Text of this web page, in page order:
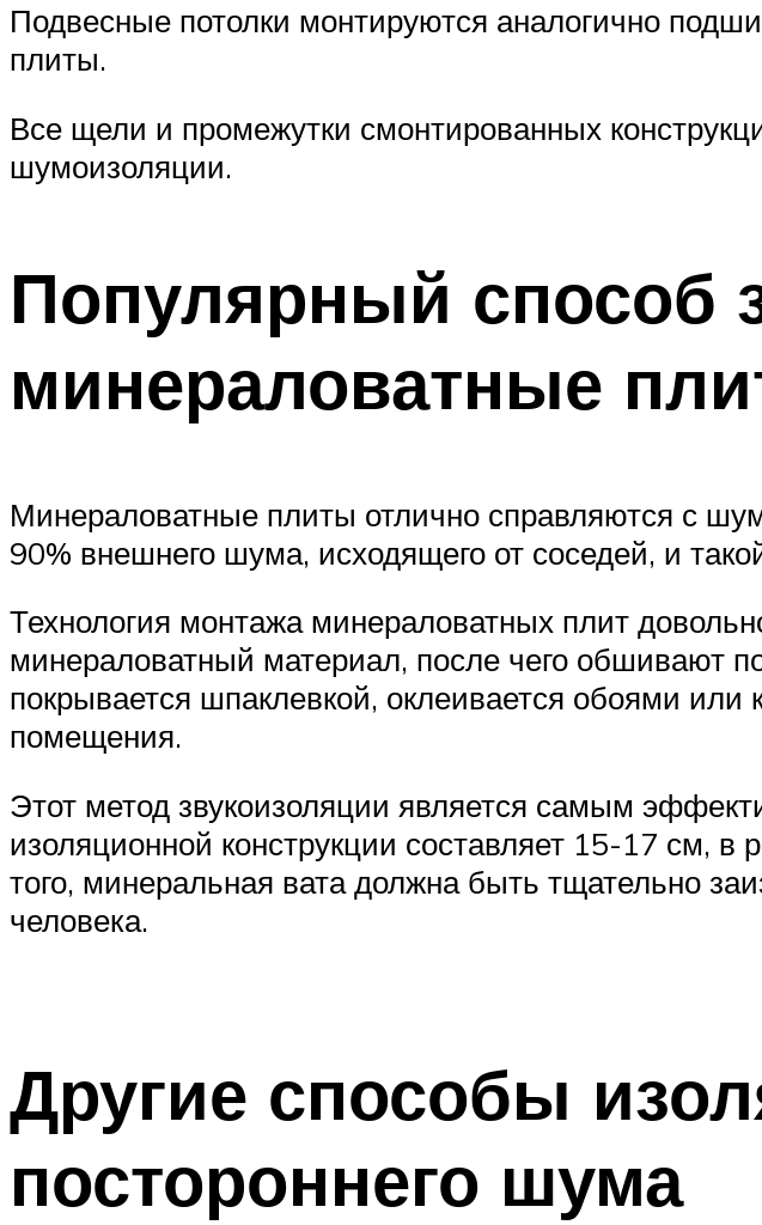
Подвесные потолки монтируются аналогично
плиты.
Все щели и промежутки смонтированных
шумоизоляции.
Популярный способ
минераловатные
Минераловатные плиты отлично справляются с
90% внешнего шума, исходящего от соседей, и
Технология монтажа минераловатных плит
минераловатный материал, после чего обшивают
покрывается шпаклевкой, оклеивается обоями
помещения.
Этот метод звукоизоляции является самым
изоляционной конструкции составляет 15-17 см, в
того, минеральная вата должна быть тщательно
человека.
Другие способы
постороннего шума